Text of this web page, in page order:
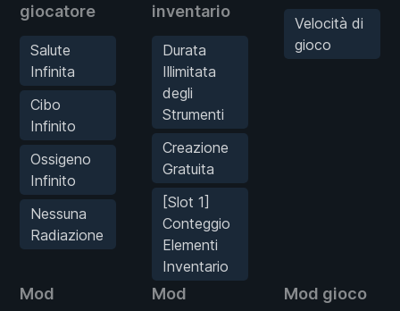
giocatore
Salute
Infinita
Cibo
Infinito
Ossigeno
Infinito
Nessuna
Radiazione
inventario
Durata
Illimitata
degli
Strumenti
Creazione
Gratuita
[Slot 1]
Conteggio
Elementi
Inventario
Velocità di
gioco
Mod
Mod
Mod gioco